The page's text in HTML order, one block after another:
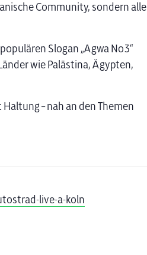
Community, sondern alle
Slogan „Agwa No3“
wie Palästina, Ägypten,
– nah an den Themen
live-a-koln